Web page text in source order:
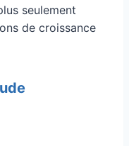
seulement
de croissance